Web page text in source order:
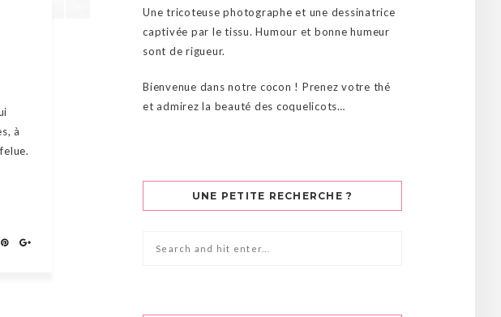
à
Une tricoteuse photographe et une dessinatrice
captivée par le tissu. Humour et bonne humeur
sont de rigueur.
Bienvenue dans notre cocon ! Prenez votre thé
et admirez la beauté des coquelicots…
UNE PETITE RECHERCHE ?